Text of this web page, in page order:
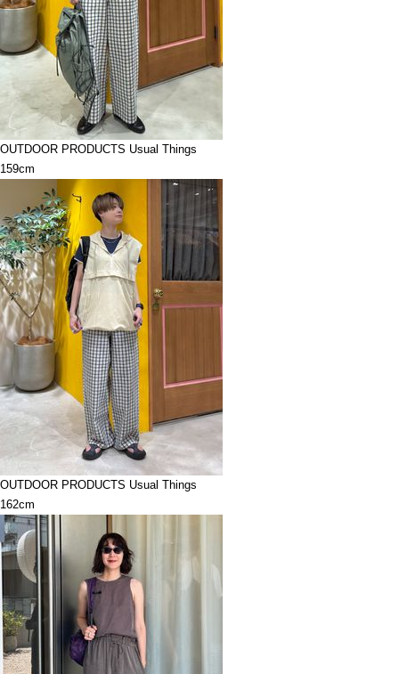
OUTDOOR PRODUCTS Usual Things
159cm
OUTDOOR PRODUCTS Usual Things
162cm